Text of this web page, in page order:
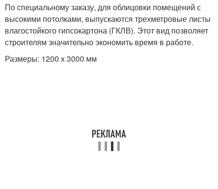
По специальному заказу, для облицовки помещений с
высокими потолками, выпускаются трехметровые листы
влагостойкого гипсокартона (ГКЛВ). Этот вид позволяет
строителям значительно экономить время в работе.
Размеры: 1200 х 3000 мм